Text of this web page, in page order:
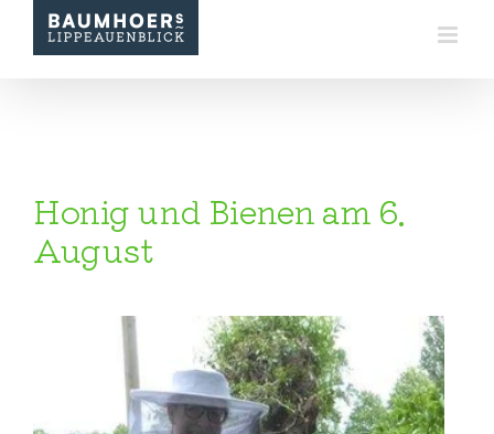
Inhalt
Honig und Bienen am 6.
August
grösseres